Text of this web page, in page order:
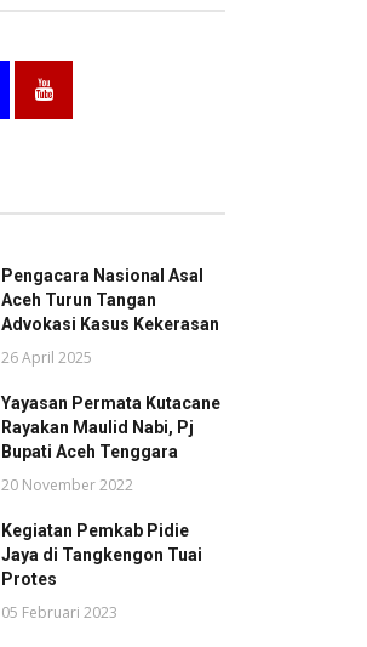
Pengacara Nasional Asal
Aceh Turun Tangan
Advokasi Kasus Kekerasan
26 April 2025
Yayasan Permata Kutacane
Rayakan Maulid Nabi, Pj
Bupati Aceh Tenggara
20 November 2022
Kegiatan Pemkab Pidie
Jaya di Tangkengon Tuai
Protes
05 Februari 2023